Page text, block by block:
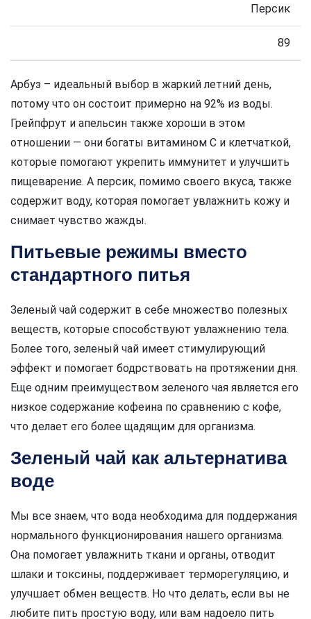
Персик
89
Арбуз – идеальный выбор в жаркий летний день,
потому что он состоит примерно на 92% из воды.
Грейпфрут и апельсин также хороши в этом
отношении — они богаты витамином C и клетчаткой,
которые помогают укрепить иммунитет и улучшить
пищеварение. А персик, помимо своего вкуса, также
содержит воду, которая помогает увлажнить кожу и
снимает чувство жажды.
Питьевые режимы вместо
стандартного питья
Зеленый чай содержит в себе множество полезных
веществ, которые способствуют увлажнению тела.
Более того, зеленый чай имеет стимулирующий
эффект и помогает бодрствовать на протяжении дня.
Еще одним преимуществом зеленого чая является его
низкое содержание кофеина по сравнению с кофе,
что делает его более щадящим для организма.
Зеленый чай как альтернатива
воде
Мы все знаем, что вода необходима для поддержания
нормального функционирования нашего организма.
Она помогает увлажнить ткани и органы, отводит
шлаки и токсины, поддерживает терморегуляцию, и
улучшает обмен веществ. Но что делать, если вы не
любите пить простую воду, или вам надоело пить